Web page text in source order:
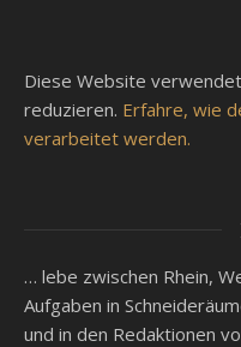
Diese Website
reduzieren. Erfahre, wie
verarbeitet werden.
… lebe zwischen Rhein,
Aufgaben in
und in den Redaktionen